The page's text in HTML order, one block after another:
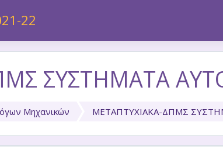
22
ΣΥΣΤΗΜΑΤΑ
Μηχανικών ΜΕΤΑΠΤΥΧΙΑΚΑ-ΔΠΜΣ